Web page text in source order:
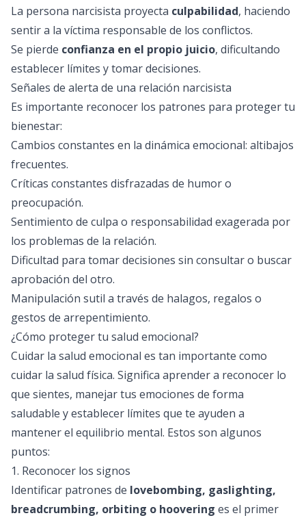
La persona narcisista proyecta culpabilidad, haciendo
sentir a la víctima responsable de los conflictos.
Se pierde confianza en el propio juicio, dificultando
establecer límites y tomar decisiones.
Señales de alerta de una relación narcisista
Es importante reconocer los patrones para proteger tu
bienestar:
Cambios constantes en la dinámica emocional: altibajos
frecuentes.
Críticas constantes disfrazadas de humor o
preocupación.
Sentimiento de culpa o responsabilidad exagerada por
los problemas de la relación.
Dificultad para tomar decisiones sin consultar o buscar
aprobación del otro.
Manipulación sutil a través de halagos, regalos o
gestos de arrepentimiento.
¿Cómo proteger tu salud emocional?
Cuidar la salud emocional es tan importante como
cuidar la salud física. Significa aprender a reconocer lo
que sientes, manejar tus emociones de forma
saludable y establecer límites que te ayuden a
mantener el equilibrio mental. Estos son algunos
puntos:
1. Reconocer los signos
Identificar patrones de lovebombing, gaslighting,
breadcrumbing, orbiting o hoovering es el primer